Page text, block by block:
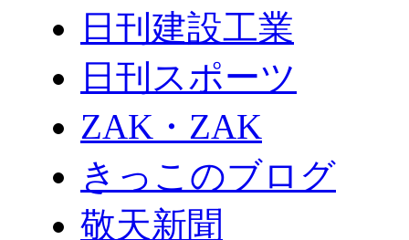
日刊建設工業
日刊スポーツ
ZAK・ZAK
きっこのブログ
敬天新聞